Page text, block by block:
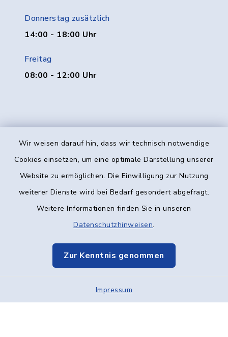
Wir weisen darauf hin, dass wir technisch notwendige
Cookies einsetzen, um eine optimale Darstellung unserer
Website zu ermöglichen. Die Einwilligung zur Nutzung
weiterer Dienste wird bei Bedarf gesondert abgefragt.
Weitere Informationen finden Sie in unseren
Datenschutzhinweisen.
Zur Kenntnis genommen
Impressum
Donnerstag zusätzlich
14:00 - 18:00 Uhr
Freitag
08:00 - 12:00 Uhr
Kontakt
Datenschutz
Elektronische Kommunikation
Sitemap